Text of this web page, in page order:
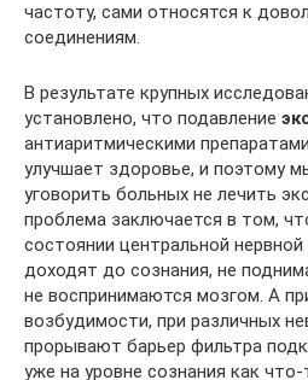
частоту, сами относятся к
соединениям.
В результате крупных
установлено, что подавление
антиаритмическими
улучшает здоровье, и поэтому
уговорить больных не лечить
проблема заключается в том,
состоянии центральной
доходят до сознания, не
не воспринимаются мозгом. А
возбудимости, при различных
прорывают барьер фильтра
уже на уровне сознания как